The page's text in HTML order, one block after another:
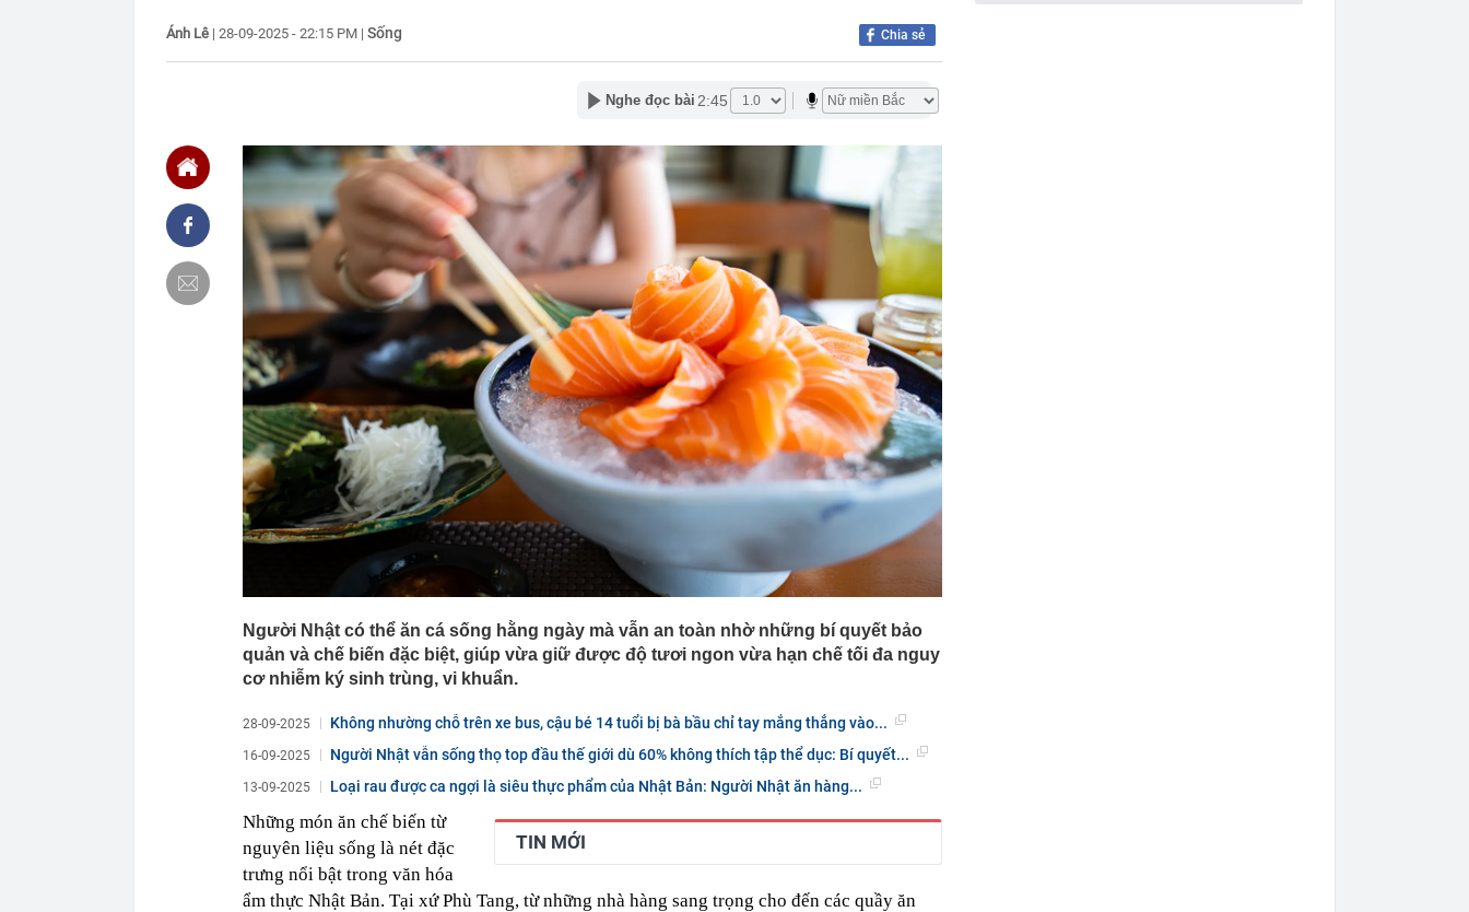
11:09
11:08
Mưa lớn vượt công suất thiết kế, Hà Nội giải bài toán chống ngập ra
Khách gửi tiết kiệm hơn 77 triệu đồng, 2 tháng sau được ngân hàng
hiểm”
11:03
Tuấn Anh Group (V68) báo lãi tăng 200% trước thềm đưa cổ phiếu lên
sàn
11:00
Thách thức Honda SH, xe tay ga Ý Lambretta J200 lộ diện sở hữu
phanh ABS hai kênh
10:59
Áp thấp nhiệt đới giật cấp 8 trên Vịnh Bắc Bộ, nhiều vùng biển sóng
cao đến 4m
10:56
Nga bất ngờ 'cầu cứu' đồng minh của Mỹ
Vợ cũ Đan Trường báo tin vui
10:48
3 thói quen rán cá cần bỏ ngay
Đang ngồi trong nhà, người dân bất ngờ thấy cảnh tượng "nổi da gà",
cả làng kéo đến xem
10:43
Vì sao trên muôi xới cơm lại có những chấm tròn? Hơn 90% người
dùng không biết hết công dụng
10:38
Hai chị em sinh đôi cùng tốt nghiệp Xuất sắc Đại học Ngoại ngữ
Ánh Lê | 28-09-2025 - 22:15 PM | Sống Chia sẻ
Nghe đọc bài 2:45
Người Nhật có thể ăn cá sống hằng ngày mà vẫn an toàn nhờ những bí quyết bảo
quản và chế biến đặc biệt, giúp vừa giữ được độ tươi ngon vừa hạn chế tối đa nguy
cơ nhiễm ký sinh trùng, vi khuẩn.
28-09-2025 Không nhường chỗ trên xe bus, cậu bé 14 tuổi bị bà bầu chỉ tay mắng thẳng vào...
16-09-2025 Người Nhật vẫn sống thọ top đầu thế giới dù 60% không thích tập thể dục: Bí quyết...
13-09-2025 Loại rau được ca ngợi là siêu thực phẩm của Nhật Bản: Người Nhật ăn hàng...
TIN MỚI
Những món ăn chế biến từ
nguyên liệu sống là nét đặc
trưng nổi bật trong văn hóa
ẩm thực Nhật Bản. Tại xứ Phù Tang, từ những nhà hàng sang trọng cho đến các quầy ăn